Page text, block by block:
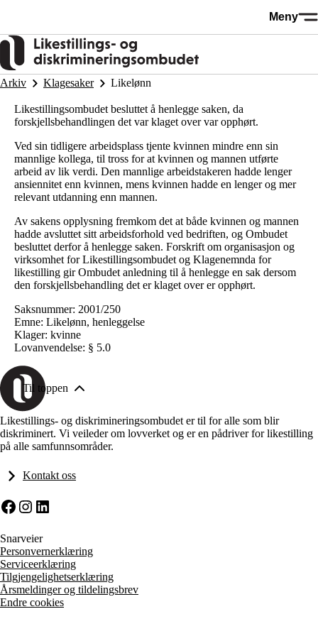
Meny
Arkiv Klagesaker Likelønn
Likestillingsombudet besluttet å henlegge saken, da
forskjellsbehandlingen det var klaget over var opphørt.
Ved sin tidligere arbeidsplass tjente kvinnen mindre enn sin
mannlige kollega, til tross for at kvinnen og mannen utførte
arbeid av lik verdi. Den mannlige arbeidstakeren hadde lenger
ansiennitet enn kvinnen, mens kvinnen hadde en lenger og mer
relevant utdanning enn mannen.
Av sakens opplysning fremkom det at både kvinnen og mannen
hadde avsluttet sitt arbeidsforhold ved bedriften, og Ombudet
besluttet derfor å henlegge saken. Forskrift om organisasjon og
virksomhet for Likestillingsombudet og Klagenemnda for
likestilling gir Ombudet anledning til å henlegge en sak dersom
den forskjellsbehandling det er klaget over er opphørt.
Saksnummer: 2001/250
Emne: Likelønn, henleggelse
Klager: kvinne
Lovanvendelse: § 5.0
Til toppen
Likestillings- og diskrimineringsombudet er til for alle som blir
diskriminert. Vi veileder om lovverket og er en pådriver for likestilling
på alle samfunnsområder.
Kontakt oss
Facebook
Instagram
LinkedIn
Snarveier
Personvernerklæring
Serviceerklæring
Tilgjengelighetserklæring
Årsmeldinger og tildelingsbrev
Endre cookies